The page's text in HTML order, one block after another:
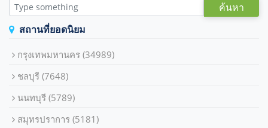
ค้นหา
สถานที่ยอดนิยม
กรุงเทพมหานคร
(34989)
ชลบุรี
(7648)
นนทบุรี
(5789)
สมุทรปราการ
(5181)